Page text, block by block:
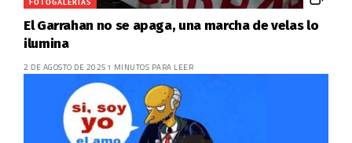
El Garrahan no se apaga, una marcha de velas lo
ilumina
2 DE AGOSTO DE 2025 1 MINUTOS PARA LEER